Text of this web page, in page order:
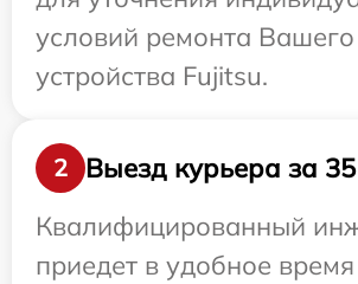
условий ремонта Вашего
устройства Fujitsu.
2
Выезд курьера за
Квалифицированный
приедет в удобное